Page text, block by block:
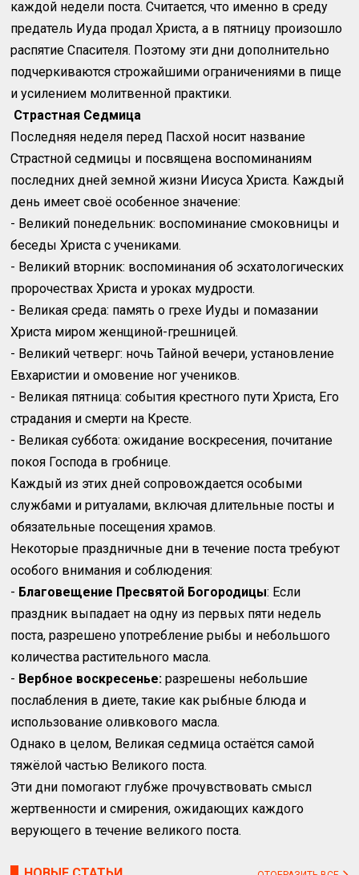
каждой недели поста. Считается, что именно в среду
предатель Иуда продал Христа, а в пятницу произошло
распятие Спасителя. Поэтому эти дни дополнительно
подчеркиваются строжайшими ограничениями в пище
и усилением молитвенной практики.
Страстная Седмица
Последняя неделя перед Пасхой носит название
Страстной седмицы и посвящена воспоминаниям
последних дней земной жизни Иисуса Христа. Каждый
день имеет своё особенное значение:
- Великий понедельник: воспоминание смоковницы и
беседы Христа с учениками.
- Великий вторник: воспоминания об эсхатологических
пророчествах Христа и уроках мудрости.
- Великая среда: память о грехе Иуды и помазании
Христа миром женщиной-грешницей.
- Великий четверг: ночь Тайной вечери, установление
Евхаристии и омовение ног учеников.
- Великая пятница: события крестного пути Христа, Его
страдания и смерти на Кресте.
- Великая суббота: ожидание воскресения, почитание
покоя Господа в гробнице.
Каждый из этих дней сопровождается особыми
службами и ритуалами, включая длительные посты и
обязательные посещения храмов.
Некоторые праздничные дни в течение поста требуют
особого внимания и соблюдения:
- Благовещение Пресвятой Богородицы: Если
праздник выпадает на одну из первых пяти недель
поста, разрешено употребление рыбы и небольшого
количества растительного масла.
- Вербное воскресенье: разрешены небольшие
послабления в диете, такие как рыбные блюда и
использование оливкового масла.
Однако в целом, Великая седмица остаётся самой
тяжёлой частью Великого поста.
Эти дни помогают глубже прочувствовать смысл
жертвенности и смирения, ожидающих каждого
верующего в течение великого поста.